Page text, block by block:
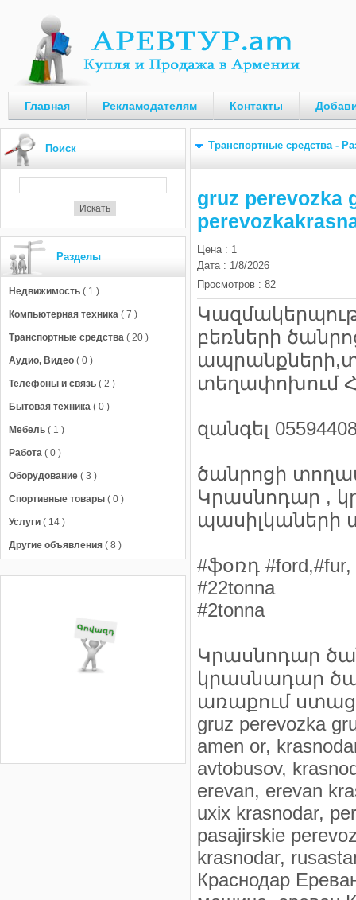
Главная Рекламодателям Контакты
Поиск
Разделы
Недвижимость ( 1 )
Компьютерная техника ( 7 )
Транспортные средства ( 20 )
Аудио, Видео ( 0 )
Телефоны и связь ( 2 )
Бытовая техника ( 0 )
Мебель ( 1 )
Работа ( 0 )
Оборудование ( 3 )
Спортивные товары ( 0 )
Услуги ( 14 )
Другие объявления ( 8 )
Транспортные средства-
gruz perevozka
Цена: 1
Дата: 1/8/2026
Просмотров : 82
բեռների
տեղափոխում
զանգել
ծանրոցի
Կրասնոդար ,
պասիլկաների
#ֆօռդ #ford,#fur,
#22tonna
#2tonna
Կրասնոդար
կրասնադար
առաքում
gruz perevozka
amen or,
avtobusov,
erevan, erevan
uxix krasnodar,
pasajirskie
krasnodar,
Краснодар